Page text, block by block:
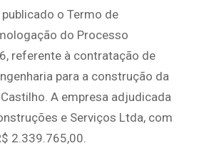
o Termo de
do Processo
referente à contratação de
para a construção da
A empresa adjudicada
e Serviços Ltda, com
2.339.765,00.